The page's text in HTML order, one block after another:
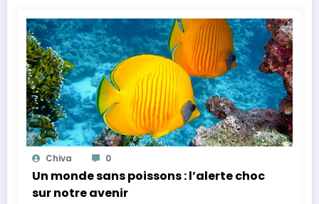
Chiva 0
Un monde sans poissons : l’alerte choc
sur notre avenir